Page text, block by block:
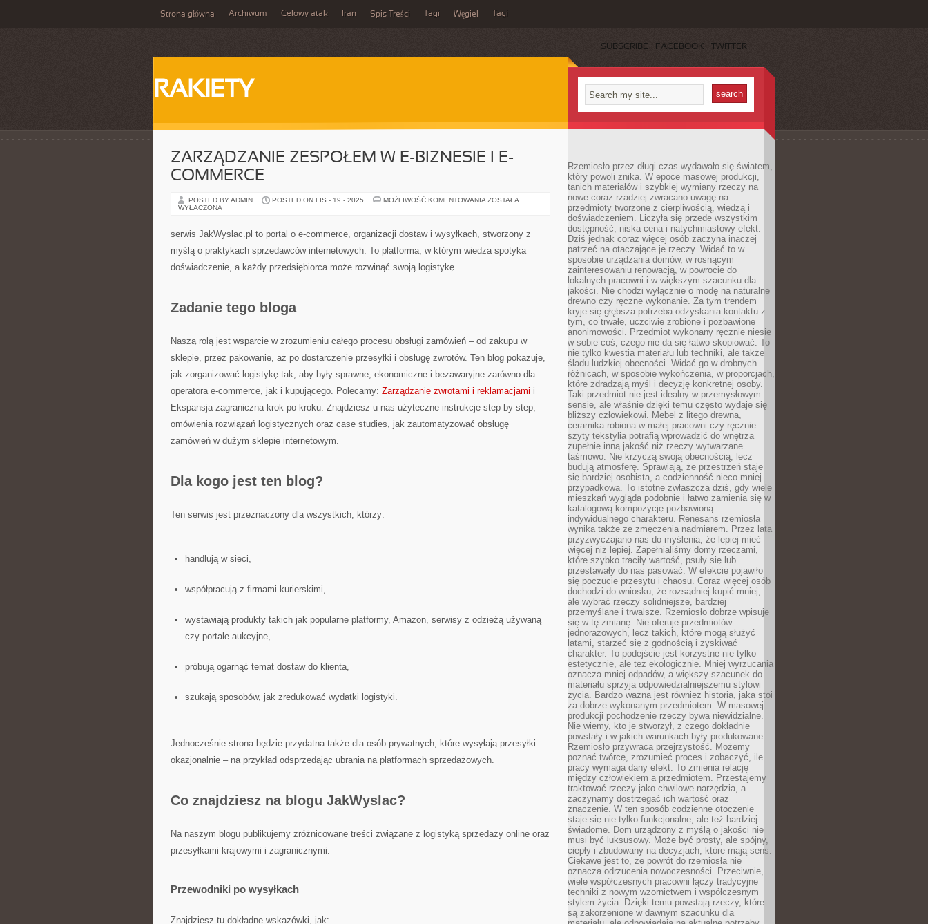
Strona główna Archiwum Celowy atak Iran Spis Treści Tagi Węgiel Tagi
SUBSCRIBE FACEBOOK TWITTER
RAKIETY
ZARZĄDZANIE ZESPOŁEM W E-BIZNESIE I E-
COMMERCE
POSTED BY ADMIN POSTED ON LIS - 19 - 2025 MOŻLIWOŚĆ KOMENTOWANIA ZARZĄDZANIE
BIZNESIE
I
COMMERCE
ZOSTAŁA
WYŁĄCZONA
serwis JakWyslac.pl to portal o e-commerce, organizacji dostaw i wysyłkach, stworzony z
myślą o praktykach sprzedawców internetowych. To platforma, w którym wiedza spotyka
doświadczenie, a każdy przedsiębiorca może rozwinąć swoją logistykę.
Zadanie tego bloga
Naszą rolą jest wsparcie w zrozumieniu całego procesu obsługi zamówień – od zakupu w
sklepie, przez pakowanie, aż po dostarczenie przesyłki i obsługę zwrotów. Ten blog pokazuje,
jak zorganizować logistykę tak, aby były sprawne, ekonomiczne i bezawaryjne zarówno dla
operatora e-commerce, jak i kupującego. Polecamy: Zarządzanie zwrotami i reklamacjami i
Ekspansja zagraniczna krok po kroku. Znajdziesz u nas użyteczne instrukcje step by step,
omówienia rozwiązań logistycznych oraz case studies, jak zautomatyzować obsługę
zamówień w dużym sklepie internetowym.
Dla kogo jest ten blog?
Ten serwis jest przeznaczony dla wszystkich, którzy:
handlują w sieci,
współpracują z firmami kurierskimi,
wystawiają produkty takich jak popularne platformy, Amazon, serwisy z odzieżą używaną
czy portale aukcyjne,
próbują ogarnąć temat dostaw do klienta,
szukają sposobów, jak zredukować wydatki logistyki.
Jednocześnie strona będzie przydatna także dla osób prywatnych, które wysyłają przesyłki
okazjonalnie – na przykład odsprzedając ubrania na platformach sprzedażowych.
Co znajdziesz na blogu JakWyslac?
Na naszym blogu publikujemy zróżnicowane treści związane z logistyką sprzedaży online oraz
przesyłkami krajowymi i zagranicznymi.
Przewodniki po wysyłkach
Znajdziesz tu dokładne wskazówki, jak:
Rzemiosło przez długi czas wydawało się światem,
który powoli znika. W epoce masowej produkcji,
tanich materiałów i szybkiej wymiany rzeczy na
nowe coraz rzadziej zwracano uwagę na
przedmioty tworzone z cierpliwością, wiedzą i
doświadczeniem. Liczyła się przede wszystkim
dostępność, niska cena i natychmiastowy efekt.
Dziś jednak coraz więcej osób zaczyna inaczej
patrzeć na otaczające je rzeczy. Widać to w
sposobie urządzania domów, w rosnącym
zainteresowaniu renowacją, w powrocie do
lokalnych pracowni i w większym szacunku dla
jakości. Nie chodzi wyłącznie o modę na naturalne
drewno czy ręczne wykonanie. Za tym trendem
kryje się głębsza potrzeba odzyskania kontaktu z
tym, co trwałe, uczciwie zrobione i pozbawione
anonimowości. Przedmiot wykonany ręcznie niesie
w sobie coś, czego nie da się łatwo skopiować. To
nie tylko kwestia materiału lub techniki, ale także
śladu ludzkiej obecności. Widać go w drobnych
różnicach, w sposobie wykończenia, w proporcjach,
które zdradzają myśl i decyzję konkretnej osoby.
Taki przedmiot nie jest idealny w przemysłowym
sensie, ale właśnie dzięki temu często wydaje się
bliższy człowiekowi. Mebel z litego drewna,
ceramika robiona w małej pracowni czy ręcznie
szyty tekstylia potrafią wprowadzić do wnętrza
zupełnie inną jakość niż rzeczy wytwarzane
taśmowo. Nie krzyczą swoją obecnością, lecz
budują atmosferę. Sprawiają, że przestrzeń staje
się bardziej osobista, a codzienność nieco mniej
przypadkowa. To istotne zwłaszcza dziś, gdy wiele
mieszkań wygląda podobnie i łatwo zamienia się w
katalogową kompozycję pozbawioną
indywidualnego charakteru. Renesans rzemiosła
wynika także ze zmęczenia nadmiarem. Przez lata
przyzwyczajano nas do myślenia, że lepiej mieć
więcej niż lepiej. Zapełnialiśmy domy rzeczami,
które szybko traciły wartość, psuły się lub
przestawały do nas pasować. W efekcie pojawiło
się poczucie przesytu i chaosu. Coraz więcej osób
dochodzi do wniosku, że rozsądniej kupić mniej,
ale wybrać rzeczy solidniejsze, bardziej
przemyślane i trwalsze. Rzemiosło dobrze wpisuje
się w tę zmianę. Nie oferuje przedmiotów
jednorazowych, lecz takich, które mogą służyć
latami, starzeć się z godnością i zyskiwać
charakter. To podejście jest korzystne nie tylko
estetycznie, ale też ekologicznie. Mniej wyrzucania
oznacza mniej odpadów, a większy szacunek do
materiału sprzyja odpowiedzialniejszemu stylowi
życia. Bardzo ważna jest również historia, jaka stoi
za dobrze wykonanym przedmiotem. W masowej
produkcji pochodzenie rzeczy bywa niewidzialne.
Nie wiemy, kto je stworzył, z czego dokładnie
powstały i w jakich warunkach były produkowane.
Rzemiosło przywraca przejrzystość. Możemy
poznać twórcę, zrozumieć proces i zobaczyć, ile
pracy wymaga dany efekt. To zmienia relację
między człowiekiem a przedmiotem. Przestajemy
traktować rzeczy jako chwilowe narzędzia, a
zaczynamy dostrzegać ich wartość oraz
znaczenie. W ten sposób codzienne otoczenie
staje się nie tylko funkcjonalne, ale też bardziej
świadome. Dom urządzony z myślą o jakości nie
musi być luksusowy. Może być prosty, ale spójny,
ciepły i zbudowany na decyzjach, które mają sens.
Ciekawe jest to, że powrót do rzemiosła nie
oznacza odrzucenia nowoczesności. Przeciwnie,
wiele współczesnych pracowni łączy tradycyjne
techniki z nowym wzornictwem i współczesnym
stylem życia. Dzięki temu powstają rzeczy, które
są zakorzenione w dawnym szacunku dla